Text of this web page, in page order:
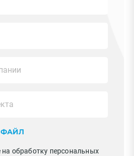
на обработку персональных